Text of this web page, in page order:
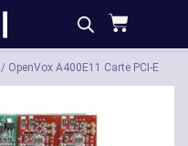
Caractéristiques
/ OpenVox A400E11 Carte PCI-E